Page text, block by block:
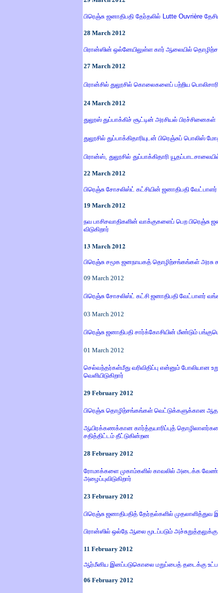
பிரெஞ்சு ஜனாதிபதி தேர்தலில் Lutte Ouvrière
28 March 2012
பிரான்ஸின் ஒல்னேயிலுள்ள கார் ஆலையில்
27 March 2012
பிரான்சில் துலூசில் கொலைகளைப் பற்றிய
24 March 2012
துலூஸ் துப்பாக்கிச் சூட்டின் அரசியல் பிரச்சினைகள்
துலூசில் துப்பாக்கிதாரியுடன் பிரெஞ்சுப் பொலிஸ்
பிரான்ஸ் , துலூசில் துப்பாக்கிதாரி
22 March 2012
பிரெஞ்சு சோசலிஸ்ட் கட்சியின் ஜனாதிபதி
19 March 2012
நவ பாசிசவாதிகளின் வாக்குகளைப் பெற பிரெஞ்சு
விடுகிறார்
13 March2012
பிரெஞ்சு சமூக ஜனநாயகத் தொழிற்சங்கங்கள் அரசு
09 March 2012
பிரெஞ்சு சோசலிஸ்ட் கட்சி ஜனாதிபதி வேட்பாளர்
03 March 2012
பிரெஞ்சு ஜனாதிபதி சார்க்கோசியின் மீண்டும்
01 March 2012
செல்வந்தர்கள்மீது வரிவிதிப்பு என்னும் போலியான
வெளியிடுகிறார்
29 February 2012
பிரெஞ்சு தொழிற்சங்கங்கள் வெட்டுக்களுக்கான
ஆயிரக்கணக்கான கார்த்தயாரிப்புத்
சதித்திட்டம் தீட்டுகின்றன
28 February 2012
ரோமாக்களை முகாம்களில் காவலில் அடைக்க
அழைப்புவிடுகிறார்
23 February 2012
பிரெஞ்சு ஜனாதிபதித் தேர்தல்களில் முதலாளித்துவ
பிரான்ஸில் ஒல்நே ஆலை மூடப்படும்
11 February 2012
ஆர்மீனிய இனப்படுகொலை மறுப்பைத் தடைக்கு
06 February 2012